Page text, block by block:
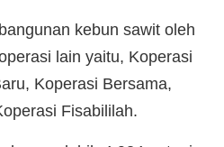
kebun sawit oleh
lain yaitu, Koperasi
Koperasi Bersama,
Fisabililah.